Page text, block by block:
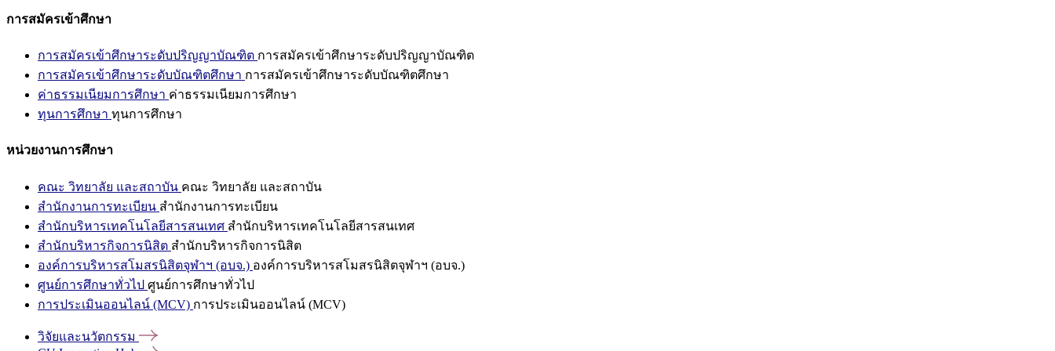
การสมัครเข้าศึกษา
การสมัครเข้าศึกษาระดับปริญญาบัณฑิต การสมัครเข้าศึกษาระดับปริญญาบัณฑิต
การสมัครเข้าศึกษาระดับบัณฑิตศึกษา การสมัครเข้าศึกษาระดับบัณฑิตศึกษา
ค่าธรรมเนียมการศึกษา ค่าธรรมเนียมการศึกษา
ทุนการศึกษา ทุนการศึกษา
หน่วยงานการศึกษา
คณะ วิทยาลัย และสถาบัน คณะ วิทยาลัย และสถาบัน
สำนักงานการทะเบียน สำนักงานการทะเบียน
สำนักบริหารเทคโนโลยีสารสนเทศ สำนักบริหารเทคโนโลยีสารสนเทศ
สำนักบริหารกิจการนิสิต สำนักบริหารกิจการนิสิต
องค์การบริหารสโมสรนิสิตจุฬาฯ (อบจ.) องค์การบริหารสโมสรนิสิตจุฬาฯ (อบจ.)
ศูนย์การศึกษาทั่วไป ศูนย์การศึกษาทั่วไป
การประเมินออนไลน์ (MCV) การประเมินออนไลน์ (MCV)
วิจัยและนวัตกรรม